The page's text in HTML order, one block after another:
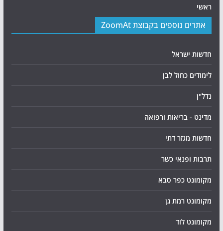
ראשי
אתרים נוספים בקבוצת ZoomAt
חדשות ישראל
לימודים כחול לבן
נדל"ן
מדינט - בריאות ורפואה
חדשות מגזר דתי
תרבות ופנאי כשר
מקומונט כפר סבא
מקומונט רמת גן
מקומונט לוד